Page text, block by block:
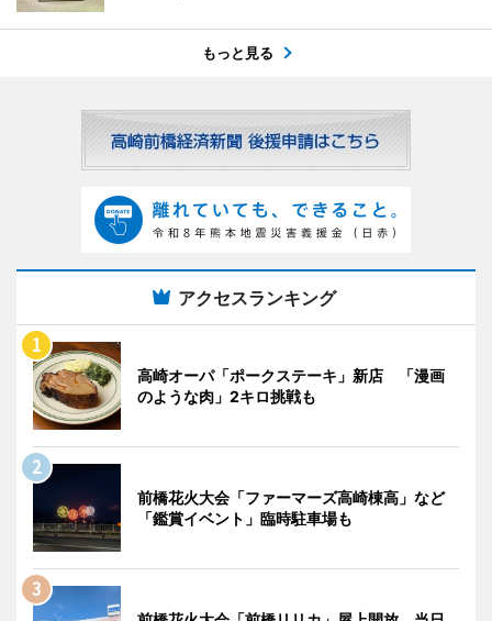
もっと見る
アクセスランキング
高崎オーパ「ポークステーキ」新店 「漫画
のような肉」2キロ挑戦も
前橋花火大会「ファーマーズ高崎棟高」など
「鑑賞イベント」臨時駐車場も